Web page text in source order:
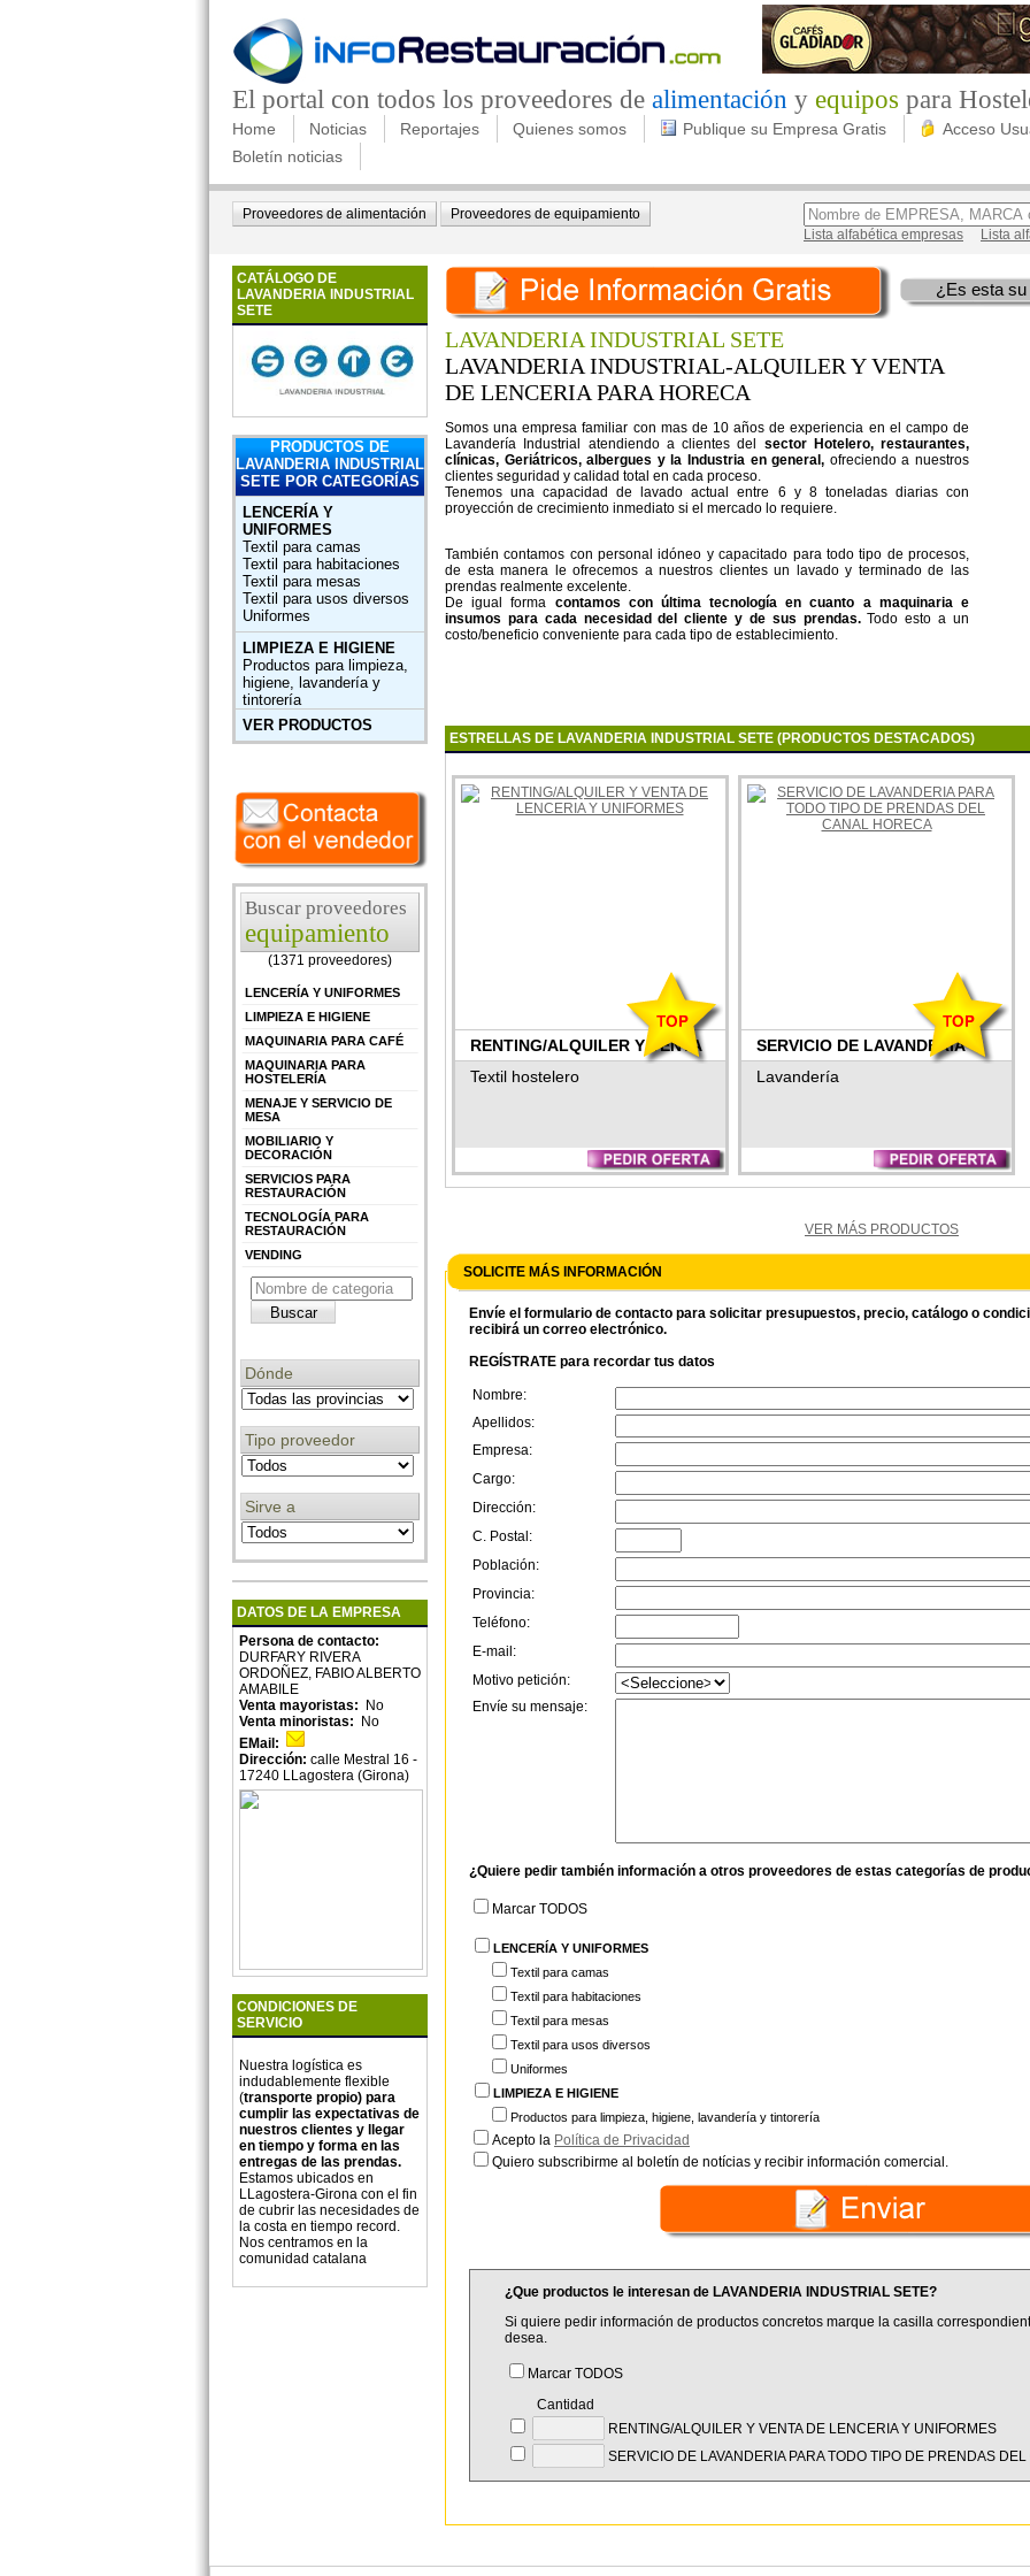
El portal con todos los proveedores de alimentación y equipos para
Home Noticias Reportajes Quienes somos Publique su Empresa Gratis
Acceso
Boletín noticias
Proveedores de alimentación
Proveedores de equipamiento
Lista alfabética empresas
Lista
CATÁLOGO DE
LAVANDERIA INDUSTRIAL
SETE
PRODUCTOS DE
LAVANDERIA INDUSTRIAL
SETE POR CATEGORÍAS
LENCERÍA Y
UNIFORMES
Textil para camas
Textil para habitaciones
Textil para mesas
Textil para usos diversos
Uniformes
LIMPIEZA E HIGIENE
Productos para limpieza,
higiene, lavandería y
tintorería
VER PRODUCTOS
Buscar proveedores
equipamiento
(1371 proveedores)
LENCERÍA Y UNIFORMES
LIMPIEZA E HIGIENE
MAQUINARIA PARA CAFÉ
MAQUINARIA PARA
HOSTELERÍA
MENAJE Y SERVICIO DE
MESA
MOBILIARIO Y
DECORACIÓN
SERVICIOS PARA
RESTAURACIÓN
TECNOLOGÍA PARA
RESTAURACIÓN
VENDING
Dónde
Tipo proveedor
Sirve a
DATOS DE LA EMPRESA
Persona de contacto:
DURFARY RIVERA
ORDOÑEZ, FABIO ALBERTO
AMABILE
Venta mayoristas:
No
Venta minoristas:
No
EMail:
Dirección: calle Mestral 16 -
17240 LLagostera (Girona)
CONDICIONES DE
SERVICIO
Nuestra logística es
indudablemente flexible
(transporte propio) para
cumplir las expectativas de
nuestros clientes y llegar
en tiempo y forma en las
entregas de las prendas.
Estamos ubicados en
LLagostera-Girona con el fin
de cubrir las necesidades de
la costa en tiempo record.
Nos centramos en la
comunidad catalana
¿Es esta
LAVANDERIA INDUSTRIAL SETE
LAVANDERIA INDUSTRIAL-ALQUILER Y VENTA
DE LENCERIA PARA HORECA
Somos una empresa familiar con mas de 10 años de experiencia en el campo de
Lavandería Industrial atendiendo a clientes del sector Hotelero, restaurantes,
clínicas, Geriátricos, albergues y la Industria en general, ofreciendo a nuestros
clientes seguridad y calidad total en cada proceso.
Tenemos una capacidad de lavado actual entre 6 y 8 toneladas diarias con
proyección de crecimiento inmediato si el mercado lo requiere.
También contamos con personal idóneo y capacitado para todo tipo de procesos,
de esta manera le ofrecemos a nuestros clientes un lavado y terminado de las
prendas realmente excelente.
De igual forma contamos con última tecnología en cuanto a maquinaria e
insumos para cada necesidad del cliente y de sus prendas.Todo esto a un
costo/beneficio conveniente para cada tipo de establecimiento.
ESTRELLAS DE LAVANDERIA INDUSTRIAL SETE (PRODUCTOS DESTACADOS)
RENTING/ALQUILER Y VENTA
DE LENCERIA Y UNIFORMES
Textil hostelero
SERVICIO DE LAVANDERIA
PARA TODO TIPO DE
Lavandería
VER MÁS PRODUCTOS
SOLICITE MÁS INFORMACIÓN
Envíe el formulario de contacto para solicitar presupuestos, precio, catálogo o
recibirá un correo electrónico.
REGÍSTRATE para recordar tus datos
Nombre:
Apellidos:
Empresa:
Cargo:
Dirección:
C. Postal:
Población:
Provincia:
Teléfono:
E-mail:
Motivo petición:
Envíe su mensaje:
¿Quiere pedir también información a otros proveedores de estas categorías de
Marcar TODOS
LENCERÍA Y UNIFORMES
Textil para camas
Textil para habitaciones
Textil para mesas
Textil para usos diversos
Uniformes
LIMPIEZA E HIGIENE
Productos para limpieza, higiene, lavandería y tintorería
Acepto la Política de Privacidad
Quiero subscribirme al boletín de notícias y recibir información comercial.
¿Que productos le interesan de LAVANDERIA INDUSTRIAL SETE?
Si quiere pedir información de productos concretos marque la casilla
desea.
Marcar TODOS
Cantidad
RENTING/ALQUILER Y VENTA DE LENCERIA Y UNIFORMES
SERVICIO DE LAVANDERIA PARA TODO TIPO DE PRENDAS